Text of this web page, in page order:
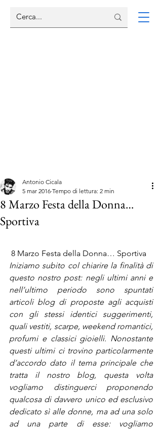
8 Marzo Festa della Donna…
Sportiva
Antonio Cicala
5 mar 2016 Tempo di lettura: 2 min
8 Marzo Festa della Donna… Sportiva
Iniziamo subito col chiarire la finalità di
questo nostro post: negli ultimi anni e
nell’ultimo periodo sono spuntati
articoli blog di proposte agli acquisti
con gli stessi identici suggerimenti,
quali vestiti, scarpe, weekend romantici,
profumi e classici gioielli. Nonostante
questi ultimi ci trovino particolarmente
d’accordo dato il tema principale che
tratta il nostro blog, questa volta
vogliamo distinguerci proponendo
qualcosa di davvero unico ed esclusivo
dedicato sì alle donne, ma ad una solo
ad una parte di esse: vogliamo